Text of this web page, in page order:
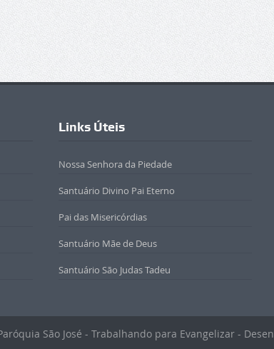
Links Úteis
Nossa Senhora da Piedade
Santuário Divino Pai Eterno
Pai das Misericórdias
Santuário Mãe de Deus
Santuário São Judas Tadeu
São José - Trabalhando para Evangelizar -